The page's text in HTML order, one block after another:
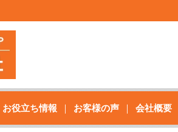
お役立ち情報 お客様の声 会社概要